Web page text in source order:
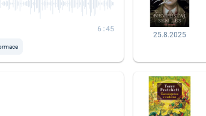
6:45
25.8.2025